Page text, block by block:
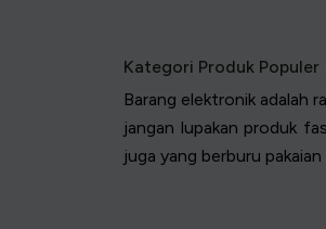
Kategori Produk Populer
Barang elektronik adalah
jangan lupakan produk
juga yang berburu